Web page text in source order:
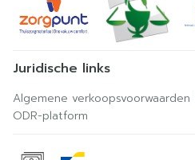
Juridische links
Algemene verkoopsvoorwaarden
ODR-platform